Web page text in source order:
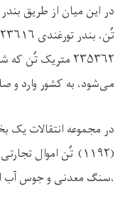
در این میان از طریق
تُن، بندر تورغندی ۲۳۶۱۶
۲۳۵۳۶۲ متریک تُن که
می‌شود، به کشور وارد و
در مجموعه انتقالات
(۱۱۹۲) تُن اموال
،سنگ معدنی و جوس آب